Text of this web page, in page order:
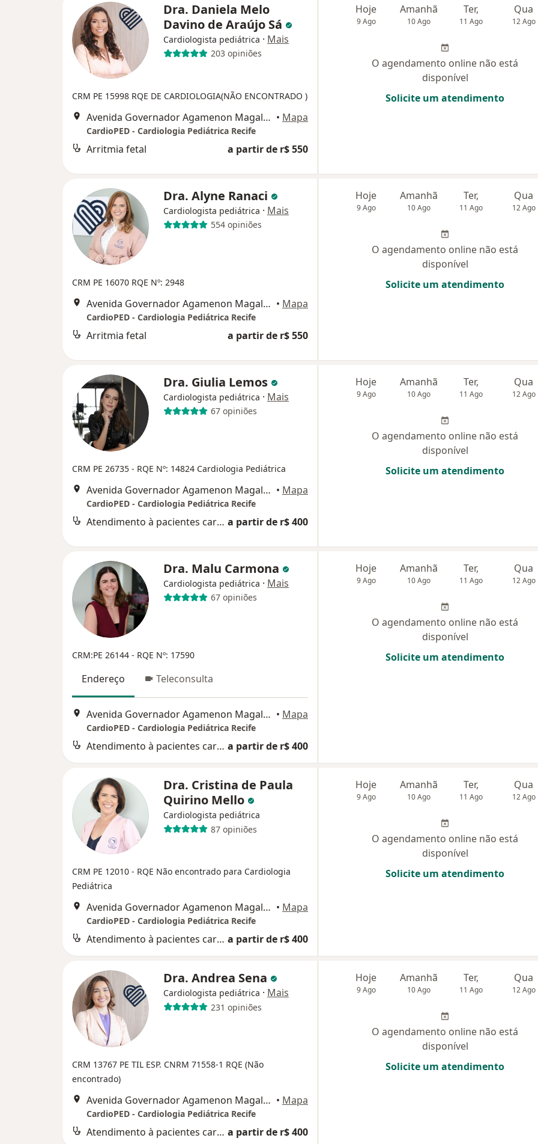
Dra. Daniela Melo
Davino de Araújo Sá
Cardiologista pediátrica · Mais
203 opiniões
CRM PE 15998 RQE DE CARDIOLOGIA(NÃO ENCONTRADO )
Avenida Governador Agamenon Magalhães 4760 - Edf. garagem 7 andar - sala 2, Recife • Mapa
CardioPED - Cardiologia Pediátrica Recife
Arritmia fetal a partir de r$ 550
Hoje
9 Ago
Amanhã
10 Ago
Ter,
11 Ago
Qua
12 Ago
O agendamento online não está
disponível
Solicite um atendimento
Dra. Alyne Ranaci
Cardiologista pediátrica · Mais
554 opiniões
CRM PE 16070 RQE Nº: 2948
Avenida Governador Agamenon Magalhães 4760 - Edf. garagem 7 andar - sala 2, Recife • Mapa
CardioPED - Cardiologia Pediátrica Recife
Arritmia fetal a partir de r$ 550
Hoje
9 Ago
Amanhã
10 Ago
Ter,
11 Ago
Qua
12 Ago
O agendamento online não está
disponível
Solicite um atendimento
Dra. Giulia Lemos
Cardiologista pediátrica · Mais
67 opiniões
CRM PE 26735 - RQE Nº: 14824 Cardiologia Pediátrica
Avenida Governador Agamenon Magalhães 4760 - Edf. garagem 7 andar - sala 2, Recife • Mapa
CardioPED - Cardiologia Pediátrica Recife
Atendimento à pacientes cardiopatas a partir de r$ 400
Hoje
9 Ago
Amanhã
10 Ago
Ter,
11 Ago
Qua
12 Ago
O agendamento online não está
disponível
Solicite um atendimento
Dra. Malu Carmona
Cardiologista pediátrica · Mais
67 opiniões
CRM:PE 26144 - RQE Nº: 17590
Endereço Teleconsulta
Avenida Governador Agamenon Magalhães 4760 - Edf. garagem 7 andar - sala 2, Recife • Mapa
CardioPED - Cardiologia Pediátrica Recife
Atendimento à pacientes cardiopatas a partir de r$ 400
Hoje
9 Ago
Amanhã
10 Ago
Ter,
11 Ago
Qua
12 Ago
O agendamento online não está
disponível
Solicite um atendimento
Dra. Cristina de Paula
Quirino Mello
Cardiologista pediátrica
87 opiniões
CRM PE 12010 - RQE Não encontrado para Cardiologia
Pediátrica
Avenida Governador Agamenon Magalhães 4760 - Edf. garagem 7 andar - sala 2, Recife • Mapa
CardioPED - Cardiologia Pediátrica Recife
Atendimento à pacientes cardiopatas a partir de r$ 400
Hoje
9 Ago
Amanhã
10 Ago
Ter,
11 Ago
Qua
12 Ago
O agendamento online não está
disponível
Solicite um atendimento
Dra. Andrea Sena
Cardiologista pediátrica · Mais
231 opiniões
CRM 13767 PE TIL ESP. CNRM 71558-1 RQE (Não
encontrado)
Avenida Governador Agamenon Magalhães 4760 - Edf. garagem 7 andar - sala 2, Recife • Mapa
CardioPED - Cardiologia Pediátrica Recife
Atendimento à pacientes cardiopatas a partir de r$ 400
Hoje
9 Ago
Amanhã
10 Ago
Ter,
11 Ago
Qua
12 Ago
O agendamento online não está
disponível
Solicite um atendimento